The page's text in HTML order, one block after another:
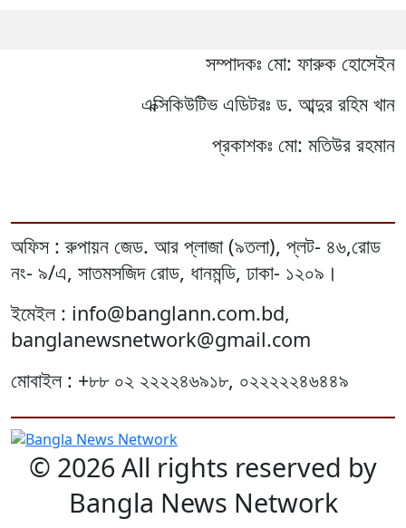
সম্পাদকঃ মো: ফারুক হোসেইন
এক্সিকিউটিভ এডিটরঃ ড. আব্দুর রহিম খান
প্রকাশকঃ মো: মতিউর রহমান
অফিস : রুপায়ন জেড. আর প্লাজা (৯তলা), প্লট- ৪৬,রোড
নং- ৯/এ, সাতমসজিদ রোড, ধানমন্ডি, ঢাকা- ১২০৯।
ইমেইল : info@banglann.com.bd,
banglanewsnetwork@gmail.com
মোবাইল : +৮৮ ০২ ২২২২৪৬৯১৮, ০২২২২২৪৬৪৪৯
© 2026 All rights reserved by
Bangla News Network